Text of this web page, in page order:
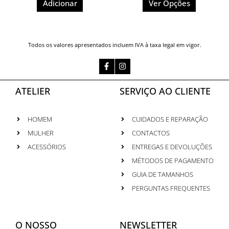
Adicionar Ver Opções
Todos os valores apresentados incluem IVA à taxa legal em vigor.
Facebook-
f
Instagram
ATELIER
HOMEM
MULHER
ACESSÓRIOS
SERVIÇO AO CLIENTE
CUIDADOS E REPARAÇÃO
CONTACTOS
ENTREGAS E DEVOLUÇÕES
MÉTODOS DE PAGAMENTO
GUIA DE TAMANHOS
PERGUNTAS FREQUENTES
O NOSSO NEWSLETTER